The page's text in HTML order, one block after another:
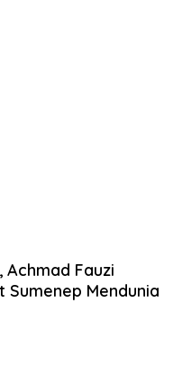
Achmad Fauzi
Sumenep Mendunia